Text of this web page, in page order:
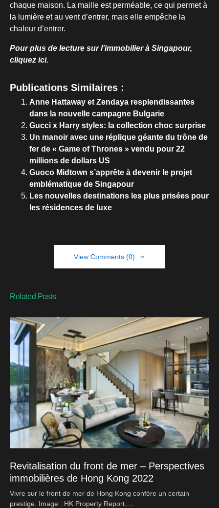
chaque maison. La maille est perméable, ce qui permet à
la lumière et au vent d’entrer, mais elle empêche la
chaleur d’entrer.
Pour plus de lecture sur l’immobilier à Singapour,
cliquez ici.
Publications Similaires :
Anne Hattaway et Zendaya resplendissantes
dans la nouvelle campagne Bulgarie
Gucci x Harry styles: la collection choc surprise
Un manoir avec une réplique géante du trône de
fer de « Game of Thrones » vendu pour 22
millions de dollars US
Guoco Midtown s’apprête à devenir le projet
emblématique de Singapour
Les nouvelles destinations les plus prisées pour
les résidences de luxe
View Comments (0)
Related Posts
Revitalisation du front de mer – Perspectives
immobilières de Hong Kong 2022
Vivre sur le front de mer de Hong Kong confère un certain
prestige. Image : HK Property Report.…